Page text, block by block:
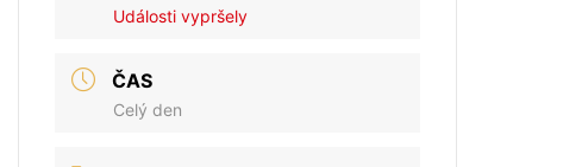
Události vypršely
ČAS
Celý den